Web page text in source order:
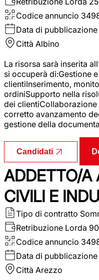
Codice annuncio
Data di pubblicazione
Città Albino
La risorsa sarà inserita
si occuperà di:Gestione
clientiInserimento,
ordiniSupporto nella
dei
corretto avanzamento
gestione della
Candidati
ADDETTO/A
CIVILI E
Tipo di contratto
Retribuzione Lorda
Codice annuncio
Data di pubblicazione
Città Arezzo